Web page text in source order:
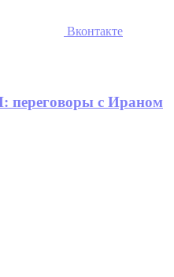
Вконтакте
с Ираном